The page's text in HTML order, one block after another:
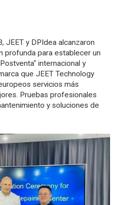
JEET y DPIdea alcanzaron
profunda para establecer un
internacional y
que JEET Technology
servicios más
Pruebas profesionales
y soluciones de